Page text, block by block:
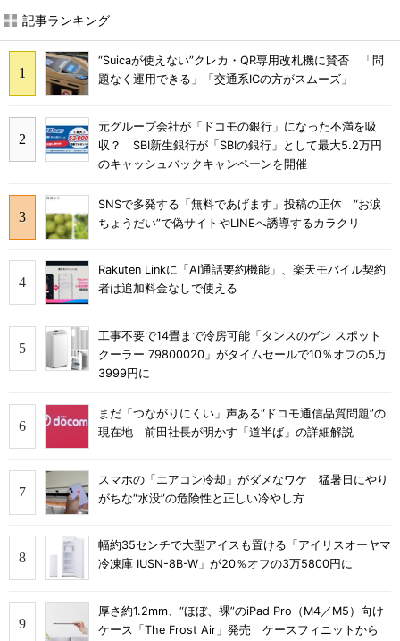
記事ランキング
“Suicaが使えない”クレカ・QR専用改札機に賛否 「問
題なく運用できる」「交通系ICの方がスムーズ」
元グループ会社が「ドコモの銀行」になった不満を吸
収？ SBI新生銀行が「SBIの銀行」として最大5.2万円
のキャッシュバックキャンペーンを開催
SNSで多発する「無料であげます」投稿の正体 “お涙
ちょうだい”で偽サイトやLINEへ誘導するカラクリ
Rakuten Linkに「AI通話要約機能」、楽天モバイル契約
者は追加料金なしで使える
工事不要で14畳まで冷房可能「タンスのゲン スポット
クーラー 79800020」がタイムセールで10％オフの5万
3999円に
まだ「つながりにくい」声ある“ドコモ通信品質問題”の
現在地 前田社長が明かす「道半ば」の詳細解説
スマホの「エアコン冷却」がダメなワケ 猛暑日にやり
がちな“水没”の危険性と正しい冷やし方
幅約35センチで大型アイスも置ける「アイリスオーヤマ
冷凍庫 IUSN-8B-W」が20％オフの3万5800円に
厚さ約1.2mm、“ほぼ、裸”のiPad Pro（M4／M5）向け
ケース「The Frost Air」発売 ケースフィニットから